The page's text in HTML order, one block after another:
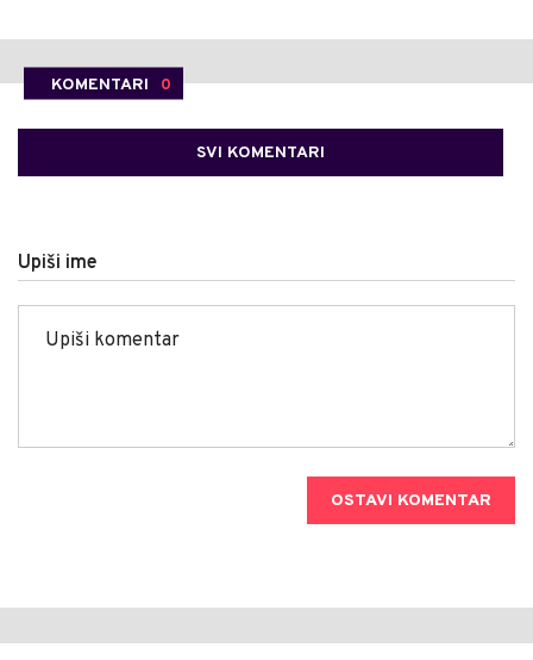
KOMENTARI 0
SVI KOMENTARI
Upiši ime
OSTAVI KOMENTAR